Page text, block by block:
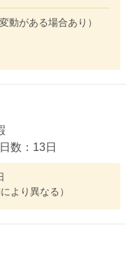
動がある場合あり）
数：13日
より異なる）